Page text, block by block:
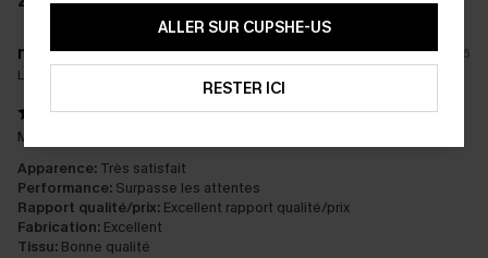
n****
01/07/2026
La taille achetée:
Magnifique robe 👗 Chic et sexy avec une matière tres agréable
Apparence: Très satisfait
Performance: Surpasse les attentes
Rapport qualité/prix: Excellent rapport qualité/prix
Fabrication: Excellent
Tissu: Bonne qualité
ALLER SUR CUPSHE-US
RESTER ICI